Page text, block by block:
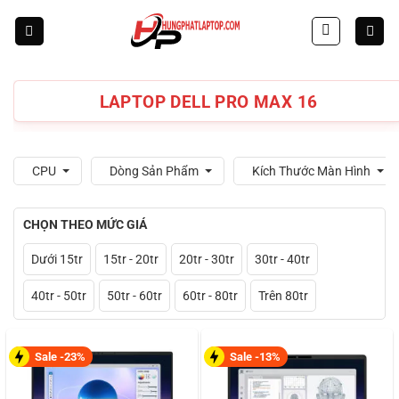
LAPTOP DELL PRO MAX 16
CPU Dòng Sản Phẩm Kích Thước Màn Hình
CHỌN THEO MỨC GIÁ
Dưới 15tr 15tr - 20tr 20tr - 30tr 30tr - 40tr
40tr - 50tr 50tr - 60tr 60tr - 80tr Trên 80tr
Sale -23% Sale -13%